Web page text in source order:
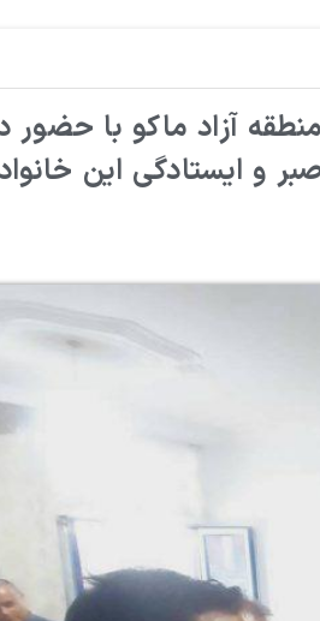
آزاد ماکو با حضور
و ایستادگی این